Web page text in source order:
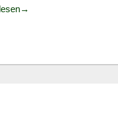
Trainersteckbrief: Marcel
→